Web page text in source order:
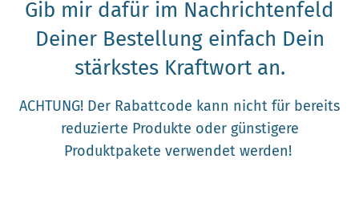
Gib mir dafür im Nachrichtenfeld
Deiner Bestellung einfach Dein
stärkstes Kraftwort an.
ACHTUNG! Der Rabattcode kann nicht für bereits
reduzierte Produkte oder günstigere
Produktpakete verwendet werden!